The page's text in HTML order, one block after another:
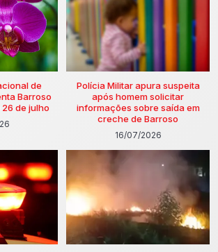
de
Barroso
de julho
Polícia Militar apura suspeita
após homem solicitar
informações sobre saída em
creche de Barroso
16/07/2026